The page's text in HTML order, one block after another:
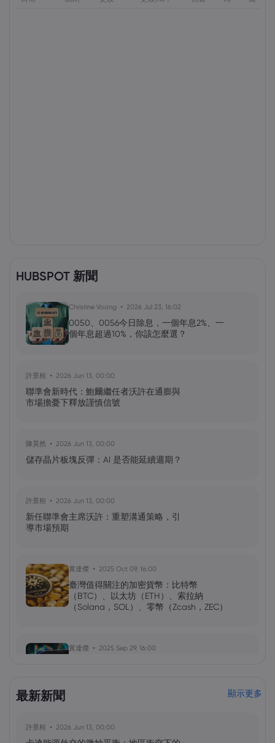
HUBSPOT 新聞
Christine Voong 2026 Jul 23, 16:02
0050、0056今日除息，一個年息2%、一
個年息超過10%，你該怎麼選？
許景桓 2026 Jun 13, 00:00
聯準會新時代：鮑爾繼任者沃許在通膨與
市場擔憂下釋放謹慎信號
陳昊然 2026 Jun 13, 00:00
儲存晶片板塊反彈：AI 是否能延續週期？
許景桓 2026 Jun 13, 00:00
新任聯準會主席沃許：重塑溝通策略，引
導市場預期
黃達傑 2025 Oct 09, 16:00
臺灣值得關注的加密貨幣：比特幣
（BTC）、以太坊（ETH）、索拉納
（Solana，SOL）、零幣（Zcash，ZEC）
黃達傑 2025 Sep 29, 16:00
比特幣價格預測：如何在台灣購買比特
最新新聞 顯示更多
許景桓 2026 Jun 13, 00:00